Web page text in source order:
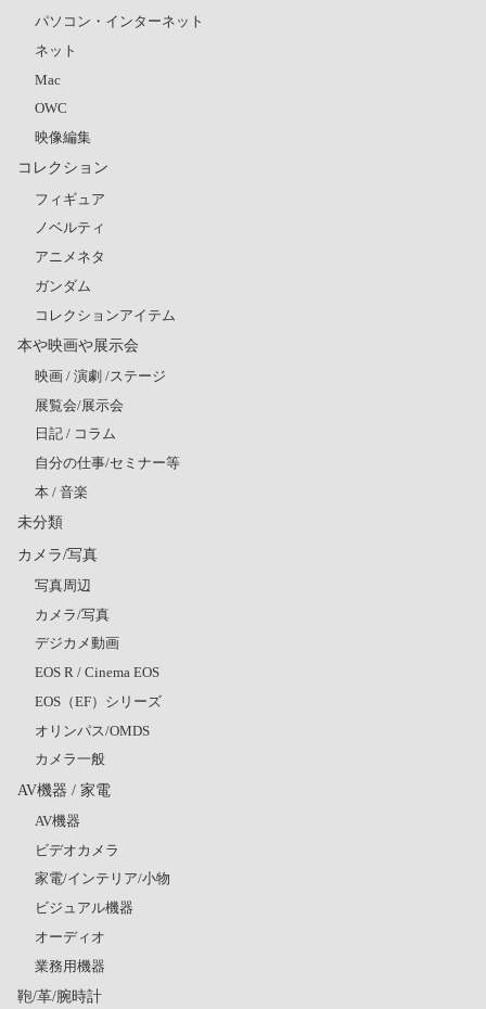
パソコン・インターネット
ネット
Mac
OWC
映像編集
コレクション
フィギュア
ノベルティ
アニメネタ
ガンダム
コレクションアイテム
本や映画や展示会
映画 / 演劇 /ステージ
展覧会/展示会
日記 / コラム
自分の仕事/セミナー等
本 / 音楽
未分類
カメラ/写真
写真周辺
カメラ/写真
デジカメ動画
EOS R / Cinema EOS
EOS（EF）シリーズ
オリンパス/OMDS
カメラ一般
AV機器 / 家電
AV機器
ビデオカメラ
家電/インテリア/小物
ビジュアル機器
オーディオ
業務用機器
鞄/革/腕時計